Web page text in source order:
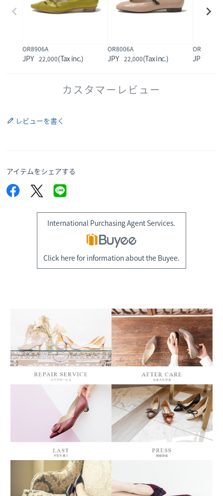
OR8906A
22,000
OR8006A
22,000
OR2703A
カスタマーレビュー
レビューを書く
アイテムをシェアする
International Purchasing Agent Services.
Click here for information about the Buyee.